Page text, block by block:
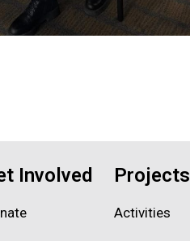
Involved Projects
Activities